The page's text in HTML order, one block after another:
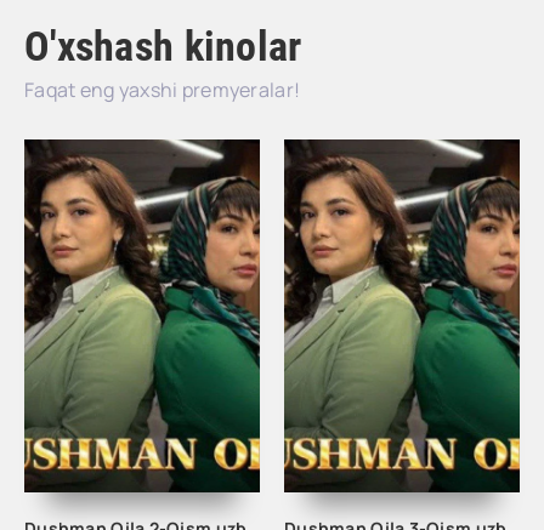
O'xshash kinolar
Faqat eng yaxshi premyeralar!